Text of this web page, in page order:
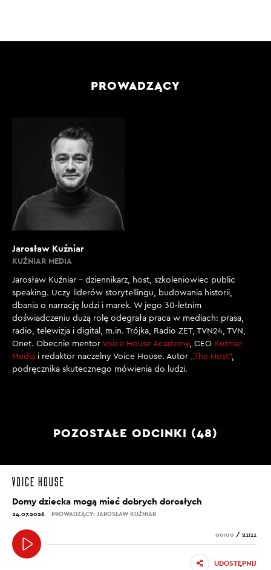
PROWADZĄCY
Jarosław Kuźniar
KUŹNIAR MEDIA
Jarosław Kuźniar – dziennikarz, host, szkoleniowiec public
speaking. Uczy liderów storytellingu, budowania historii,
dbania o narrację ludzi i marek. W jego 30-letnim
doświadczeniu dużą rolę odegrała praca w mediach: prasa,
radio, telewizja i digital, m.in. Trójka, Radio ZET, TVN24, TVN,
Onet. Obecnie mentor Voice House Academy, CEO Kuźniar
Media i redaktor naczelny Voice House. Autor „The Host”,
podręcznika skutecznego mówienia do ludzi.
POZOSTAŁE ODCINKI (48)
Domy dziecka mogą mieć dobrych dorosłych
24.07.2026 PROWADZĄCY: JAROSŁAW KUŹNIAR
00:00 / 21:11
UDOSTĘPNIJ